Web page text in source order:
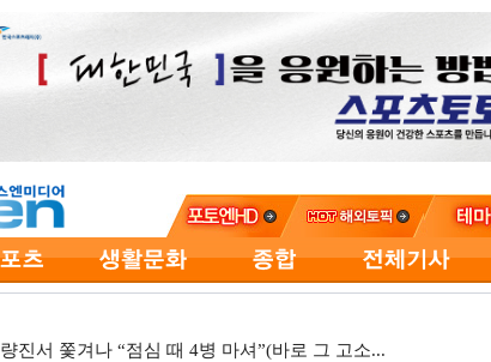
진서 쫓겨나 “점심 때 4병 마셔”(바로 그 고소...